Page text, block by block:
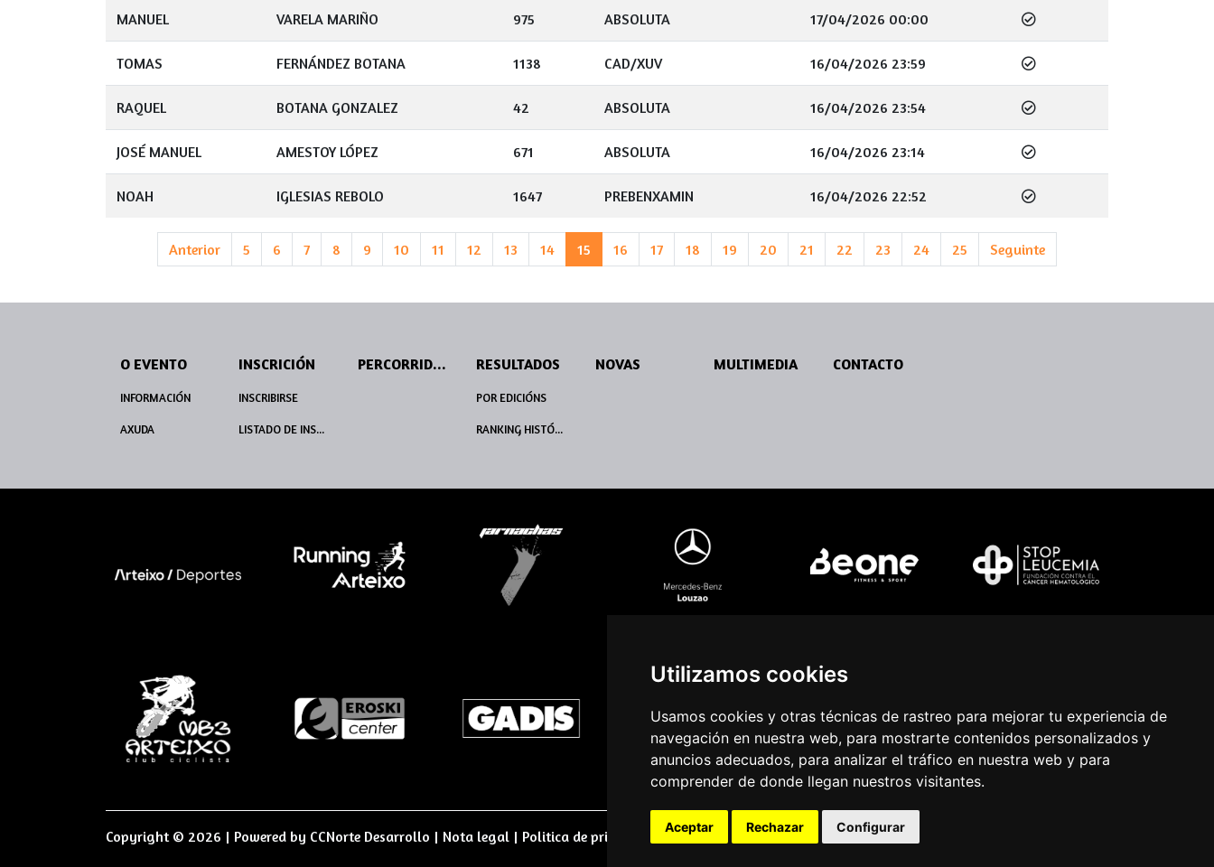
Utilizamos cookies
Usamos cookies y otras técnicas de rastreo para mejorar tu experiencia de
navegación en nuestra web, para mostrarte contenidos personalizados y
anuncios adecuados, para analizar el tráfico en nuestra web y para
comprender de donde llegan nuestros visitantes.
Aceptar Rechazar Configurar
MANUEL VARELA MARIÑO 975 ABSOLUTA 17/04/2026 00:00
TOMAS FERNÁNDEZ BOTANA 1138 CAD/XUV 16/04/2026 23:59
RAQUEL BOTANA GONZALEZ 42 ABSOLUTA 16/04/2026 23:54
JOSÉ MANUEL AMESTOY LÓPEZ 671 ABSOLUTA 16/04/2026 23:14
NOAH IGLESIAS REBOLO 1647 PREBENXAMIN 16/04/2026 22:52
Anterior 5 6 7 8 9 10 11 12 13 14 15 16 17 18 19 20 21 22 23 24 25 Seguinte
O EVENTO
INFORMACIÓN
AXUDA
INSCRICIÓN
INSCRIBIRSE
LISTADO DE INSCRITOS
PERCORRIDOS RESULTADOS
POR EDICIÓNS
RANKING HISTÓRICO
NOVAS MULTIMEDIA CONTACTO
Copyright © 2026 | Powered by CCNorte Desarrollo | Nota legal | Politica de privacidade